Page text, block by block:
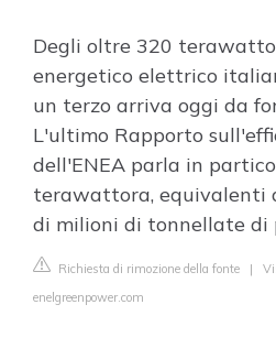
Degli oltre 320
energetico elettrico
un terzo arriva oggi da
L'ultimo Rapporto
dell'ENEA parla in
terawattora, equivalenti
di milioni di tonnellate di
Richiesta di rimozione della fonte |
enelgreenpower.com